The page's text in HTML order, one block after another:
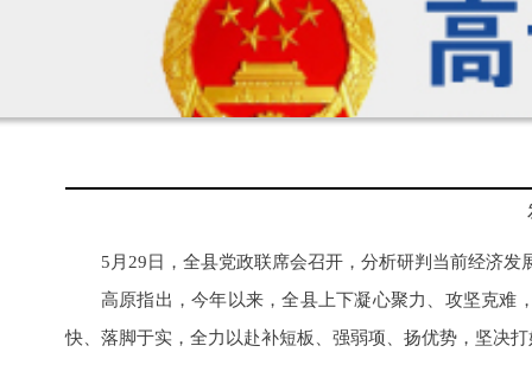
5月29日，全县党政联席会召开，分析研判当前经济
高原指出，今年以来，全县上下凝心聚力、攻坚克难
快、落脚于实，全力以赴补短板、强弱项、扬优势，坚决